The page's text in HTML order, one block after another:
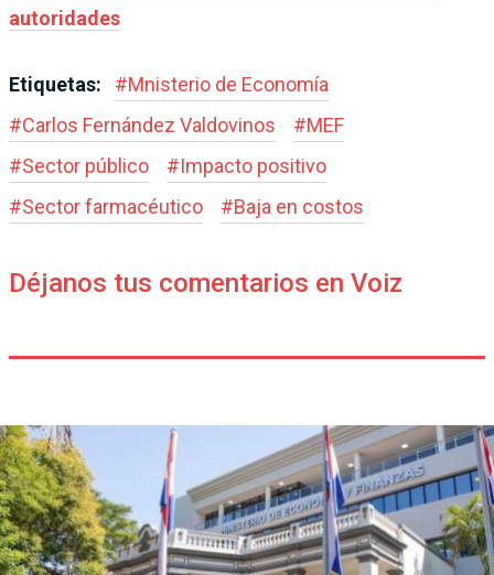
autoridades
Etiquetas: #Mnisterio de Economía
#Carlos Fernández Valdovinos #MEF
#Sector público #Impacto positivo
#Sector farmacéutico #Baja en costos
Déjanos tus comentarios en Voiz